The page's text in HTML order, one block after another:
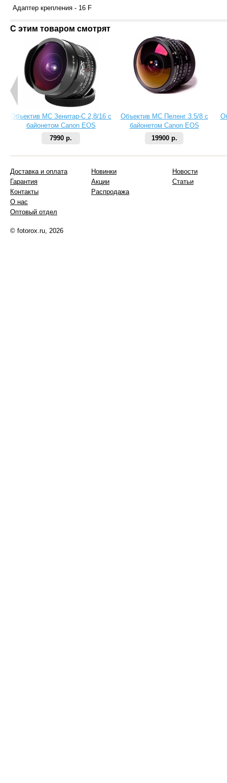
Адаптер крепления - 16 F
С этим товаром смотрят
Объектив МС Зенитар-C 2,8/16 с
байонетом Canon EOS
7990 р.
Объектив МС Пеленг 3.5/8 с
байонетом Canon EOS
19900 р.
Доставка и оплата
Гарантия
Контакты
О нас
Оптовый отдел
Новинки
Акции
Распродажа
Новости
Статьи
© fotorox.ru, 2026